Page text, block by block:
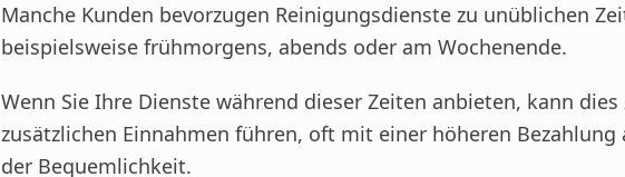
Manche Kunden bevorzugen Reinigungsdienste zu unüblichen
beispielsweise frühmorgens, abends oder am Wochenende.
Wenn Sie Ihre Dienste während dieser Zeiten anbieten, kann dies
zusätzlichen Einnahmen führen, oft mit einer höheren Bezahlung
der Bequemlichkeit.